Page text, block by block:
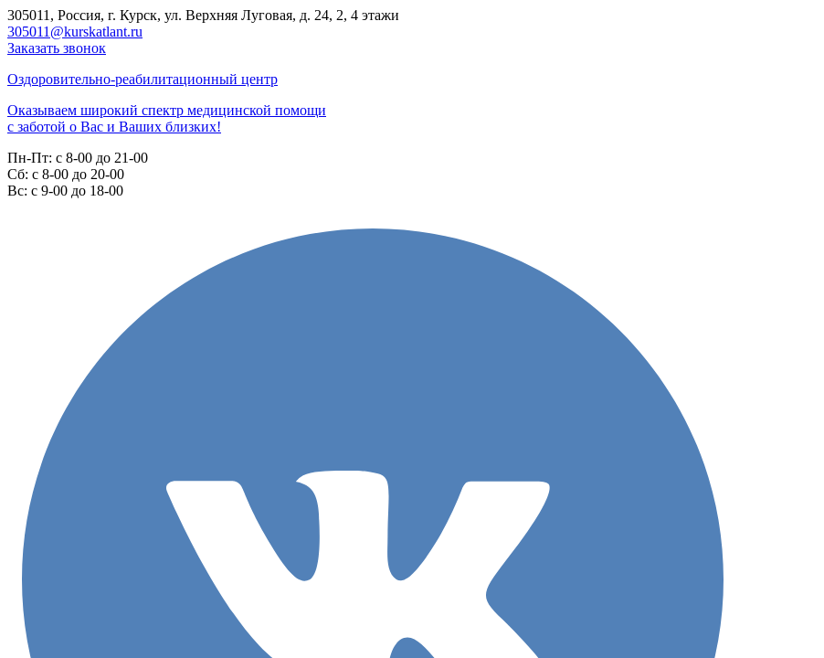
305011, Россия, г. Курск, ул. Верхняя Луговая, д. 24, 2, 4 этажи
305011@kurskatlant.ru
Заказать звонок
Оздоровительно-реабилитационный центр
Оказываем широкий спектр медицинской помощи
с заботой о Вас и Ваших близких!
Пн-Пт: с 8-00 до 21-00
Cб: с 8-00 до 20-00
Вс: с 9-00 до 18-00